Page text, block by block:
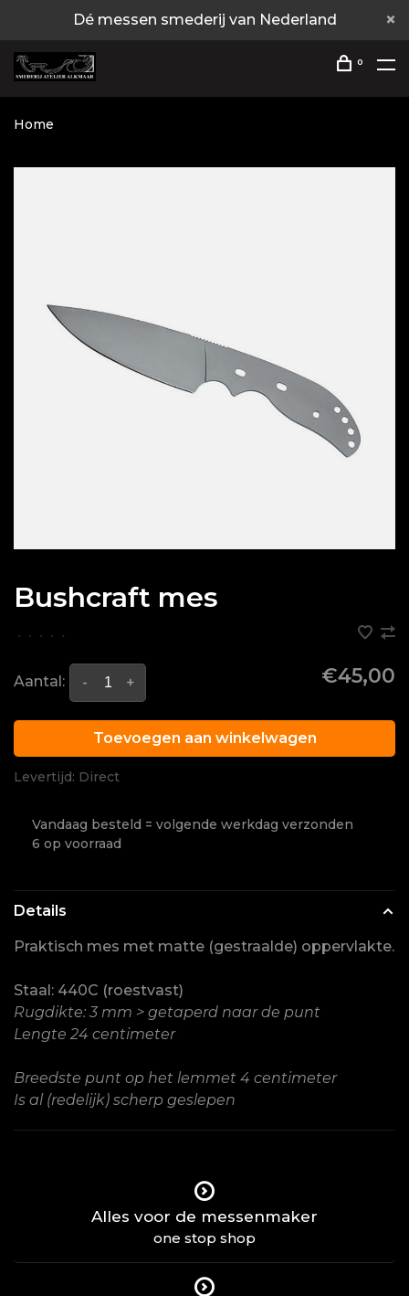
Dé messen smederij van Nederland
0
Home
Bushcraft mes
• • • • •
Aantal: +
- €45,00
Toevoegen aan winkelwagen
Levertijd: Direct
Vandaag besteld = volgende werkdag verzonden
6 op voorraad
Details
Praktisch mes met matte (gestraalde) oppervlakte.
Staal: 440C (roestvast)
Rugdikte: 3 mm > getaperd naar de punt
Lengte 24 centimeter
Breedste punt op het lemmet 4 centimeter
Is al (redelijk) scherp geslepen
Alles voor de messenmaker
one stop shop